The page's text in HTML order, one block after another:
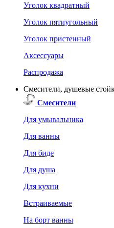
Уголок квадратный
Уголок пятиугольный
Уголок пристенный
Аксессуары
Распродажа
Смесители, душевые
Смесители
Для умывальника
Для ванны
Для биде
Для душа
Для кухни
Встраиваемые
На борт ванны